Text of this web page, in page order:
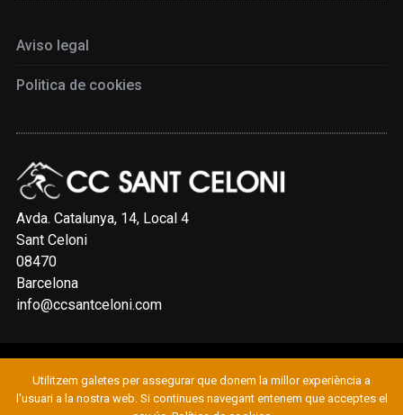
Aviso legal
Politica de cookies
Avda. Catalunya, 14, Local 4
Sant Celoni
08470
Barcelona
info@ccsantceloni.com
© 2019 CLUB CICLISTA SANT CELONI
Utilitzem galetes per assegurar que donem la millor experiència a
l'usuari a la nostra web. Si continues navegant entenem que acceptes el